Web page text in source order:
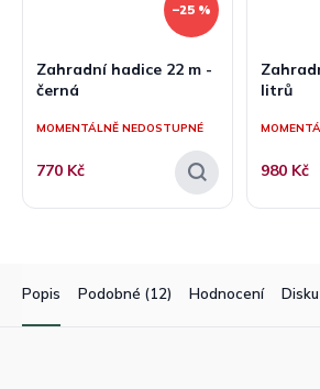
–25 %
Zahradní hadice 22 m -
černá
MOMENTÁLNĚ NEDOSTUPNÉ
770 Kč
litrů
980 Kč
Popis Podobné (12) Hodnocení